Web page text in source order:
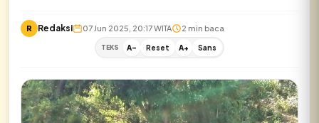
R Redaksi 07 Jun 2025, 20:17 WITA 2 min baca
TEKS A- Reset A+ Sans
✕